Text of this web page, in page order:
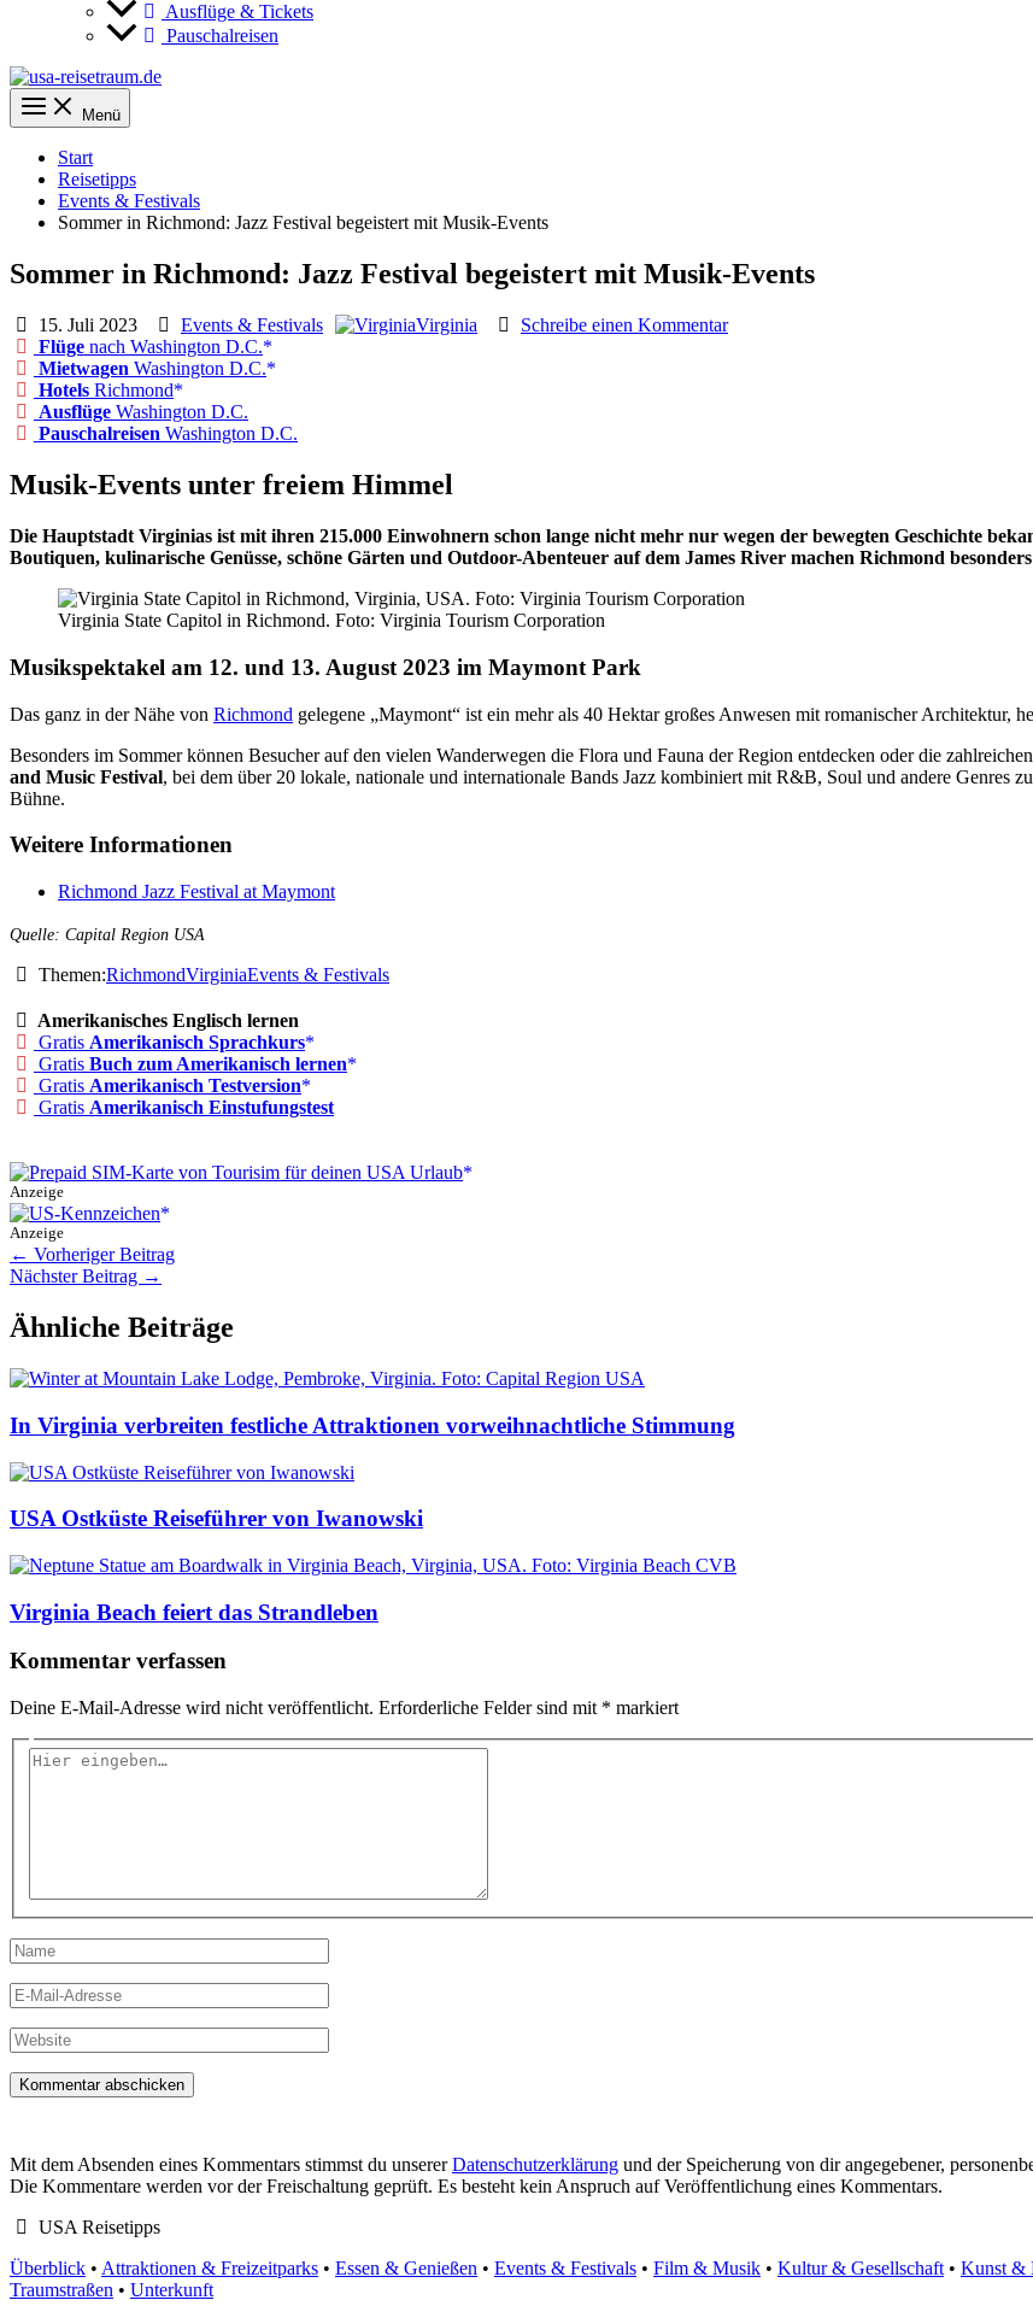
Ausflüge & Tickets
Pauschalreisen
Menü
Start
Reisetipps
Events & Festivals
Sommer in Richmond: Jazz Festival begeistert mit Musik-Events
Sommer in Richmond: Jazz Festival begeistert mit Musik-Events
15. Juli 2023 Events & Festivals Virginia Schreibe einen Kommentar
Flüge nach Washington D.C.
Mietwagen Washington D.C.
Hotels Richmond
Ausflüge Washington D.C.
Pauschalreisen Washington D.C.
Musik-Events unter freiem Himmel
Die Hauptstadt Virginias ist mit ihren 215.000 Einwohnern schon lange nicht mehr nur wegen der bewegten Geschichte
Boutiquen, kulinarische Genüsse, schöne Gärten und Outdoor-Abenteuer auf dem James River machen Richmond
Virginia State Capitol in Richmond. Foto: Virginia Tourism Corporation
Musikspektakel am 12. und 13. August 2023 im Maymont Park
Das ganz in der Nähe von Richmond gelegene „Maymont“ ist ein mehr als 40 Hektar großes Anwesen mit romanischer Architektur,
Besonders im Sommer können Besucher auf den vielen Wanderwegen die Flora und Fauna der Region entdecken oder die
and Music Festival, bei dem über 20 lokale, nationale und internationale Bands Jazz kombiniert mit R&B, Soul und andere Genres
Bühne.
Weitere Informationen
Richmond Jazz Festival at Maymont
Quelle: Capital Region USA
Themen:RichmondVirginiaEvents & Festivals
Amerikanisches Englisch lernen
Gratis Amerikanisch Sprachkurs
Gratis Buch zum Amerikanisch lernen
Gratis Amerikanisch Testversion
Gratis Amerikanisch Einstufungstest
Anzeige
Anzeige
← Vorheriger Beitrag
Nächster Beitrag →
Ähnliche Beiträge
In Virginia verbreiten festliche Attraktionen vorweihnachtliche Stimmung
USA Ostküste Reiseführer von Iwanowski
Virginia Beach feiert das Strandleben
Kommentar verfassen
Deine E-Mail-Adresse wird nicht veröffentlicht. Erforderliche Felder sind mit * markiert
Hier
Name
E-
Mail-
Adresse
Website
Mit dem Absenden eines Kommentars stimmst du unsererDatenschutzerklärung und der Speicherung von dir angegebener,
Die Kommentare werden vor der Freischaltung geprüft. Es besteht kein Anspruch auf Veröffentlichung eines Kommentars.
USA Reisetipps
Überblick • Attraktionen & Freizeitparks • Essen & Genießen • Events & Festivals • Film & Musik • Kultur & Gesellschaft • Kunst &
Traumstraßen • Unterkunft